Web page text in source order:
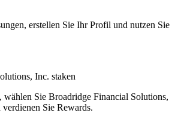
erstellen Sie Ihr Profil und nutzen Sie
Inc. staken
wählen Sie Broadridge Financial Solutions,
Sie Rewards.